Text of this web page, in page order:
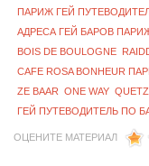
ПАРИЖ ГЕЙ
АДРЕСА ГЕЙ БАРОВ
BOIS DE BOULOGNE
CAFE ROSA BONHEUR
ZE BAAR ONE WAY
ГЕЙ ПУТЕВОДИТЕЛЬ ПО
ОЦЕНИТЕ МАТЕРИАЛ